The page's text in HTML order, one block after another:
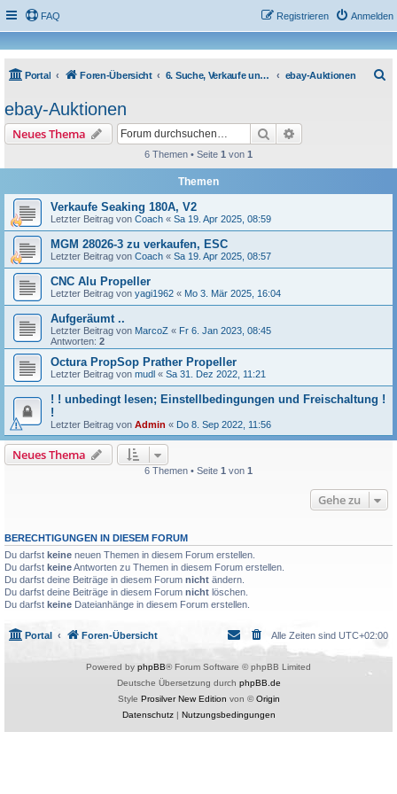
FAQ Anmelden
Registrieren
Portal Foren-Übersicht 6. Suche, Verkaufe und Tausche ebay-Auktionen
ebay-Auktionen
Neues Thema Suche
6 Themen • Seite 1 von 1
Themen
Verkaufe Seaking 180A, V2
Letzter Beitrag von Coach « Sa 19. Apr 2025, 08:59
MGM 28026-3 zu verkaufen, ESC
Letzter Beitrag von Coach « Sa 19. Apr 2025, 08:57
CNC Alu Propeller
Letzter Beitrag von yagi1962 « Mo 3. Mär 2025, 16:04
Aufgeräumt ..
Letzter Beitrag von MarcoZ « Fr 6. Jan 2023, 08:45
Antworten: 2
Octura PropSop Prather Propeller
Letzter Beitrag von mudl « Sa 31. Dez 2022, 11:21
! ! unbedingt lesen; Einstellbedingungen und Freischaltung !
!
Letzter Beitrag von Admin « Do 8. Sep 2022, 11:56
Neues Thema
6 Themen • Seite 1 von 1
Gehe zu
BERECHTIGUNGEN IN DIESEM FORUM
Du darfst keine neuen Themen in diesem Forum erstellen.
Du darfst keineAntworten zu Themen in diesem Forum erstellen.
Du darfst deine Beiträge in diesem Forum nicht ändern.
Du darfst deine Beiträge in diesem Forum nicht löschen.
Du darfst keine Dateianhänge in diesem Forum erstellen.
Portal Foren-Übersicht Alle Zeiten sind UTC+02:00
Powered by phpBB® Forum Software © phpBB Limited
Deutsche Übersetzung durch phpBB.de
Style Prosilver New Edition von ©Origin
Datenschutz| Nutzungsbedingungen